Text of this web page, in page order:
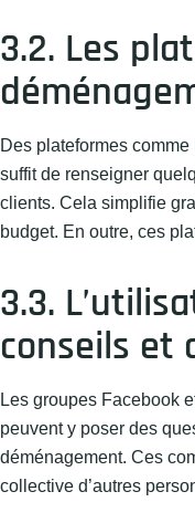
3.2. Les
Des plateformes
suffit de renseigner
clients. Cela simplifie
budget. En outre, ces
3.3.
conseils et
Les groupes Facebook
peuvent y poser des
déménagement. Ces
collective d’autres